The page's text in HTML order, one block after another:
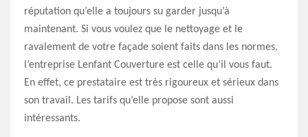
réputation qu’elle a toujours su garder jusqu’à
maintenant. Si vous voulez que le nettoyage et le
ravalement de votre façade soient faits dans les normes,
l’entreprise Lenfant Couverture est celle qu’il vous faut.
En effet, ce prestataire est très rigoureux et sérieux dans
son travail. Les tarifs qu’elle propose sont aussi
intéressants.